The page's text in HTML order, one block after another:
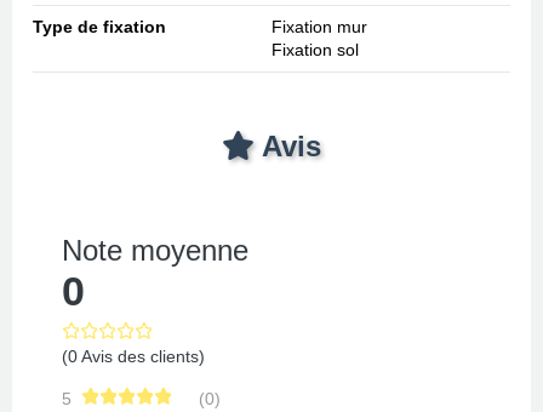
Type de fixation
Fixation mur
Fixation sol
Avis
Note moyenne
0
(0 Avis des clients)
5
(0)